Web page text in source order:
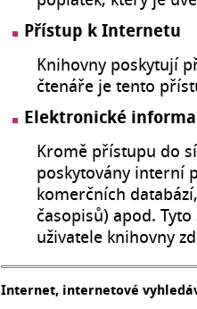
Přístup k Internetu
Knihovny poskytují
čtenáře je tento
Elektronické
Kromě přístupu do
poskytovány interní
komerčních
časopisů) apod.
uživatele knihovny
Internet, internetové